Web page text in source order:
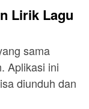
Lirik Lagu
sama
Aplikasi ini
diunduh dan